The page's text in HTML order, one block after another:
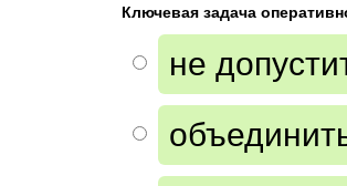
Ключевая задача
не